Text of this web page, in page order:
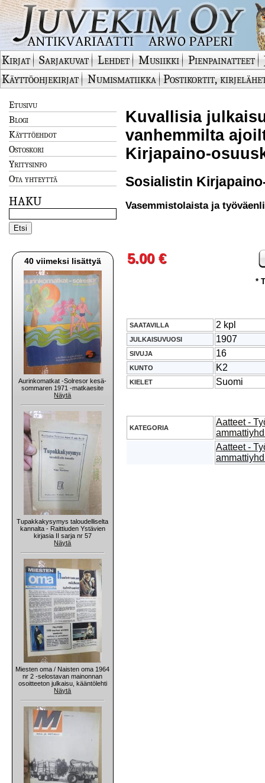
Kirjat Sarjakuvat Lehdet Musiikki Pienpainatteet
Käyttöohjekirjat
Numismatiikka Postikortit,
Etusivu
Blogi
Käyttöehdot
Ostoskori
Yritysinfo
Ota yhteyttä
HAKU
40 viimeksi lisättyä
Aurinkomatkat -Solresor kesä-
sommaren 1971 -matkaesite
Näytä
Tupakkakysymys taloudelliselta
kannalta - Raittiuden Ystävien
kirjasia II sarja nr 57
Näytä
Miesten oma / Naisten oma 1964
nr 2 -selostavan mainonnan
osoitteeton julkaisu, kääntölehti
Näytä
Kuvallisia
vanhemmilta
Kirjapaino-
Sosialistin
Vasemmistolaista ja
5.00 €
*
SAATAVILLA 2 kpl
JULKAISUVUOSI 1907
SIVUJA 16
KUNTO K2
KIELET Suomi
KATEGORIA
Aatteet -
Aatteet -